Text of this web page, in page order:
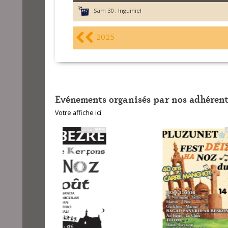
Sam 30 : Inguiniel
2025
Evénements organisés par nos
Votre affiche ici